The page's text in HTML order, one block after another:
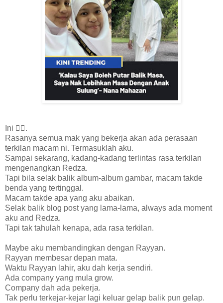
Ini 👆🏻.
Rasanya semua mak yang bekerja akan ada perasaan
terkilan macam ni. Termasuklah aku.
Sampai sekarang, kadang-kadang terlintas rasa terkilan
mengenangkan Redza.
Tapi bila selak balik album-album gambar, macam takde
benda yang tertinggal.
Macam takde apa yang aku abaikan.
Selak balik blog post yang lama-lama, always ada moment
aku and Redza.
Tapi tak tahulah kenapa, ada rasa terkilan.
Maybe aku membandingkan dengan Rayyan.
Rayyan membesar depan mata.
Waktu Rayyan lahir, aku dah kerja sendiri.
Ada company yang mula grow.
Company dah ada pekerja.
Tak perlu terkejar-kejar lagi keluar gelap balik pun gelap.